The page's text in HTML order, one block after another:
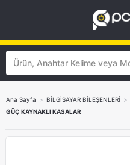
Ana Sayfa > BİLGİSAYAR BİLEŞENLERİ >
GÜÇ KAYNAKLI KASALAR